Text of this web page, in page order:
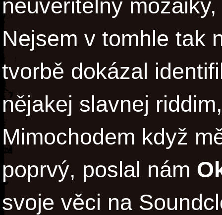
neuvěřitelný
Nejsem v tomhle tak
tvorbě dokázal
nějakej slavnej
Mimochodem když
poprvý, poslal nám
svoje věci na